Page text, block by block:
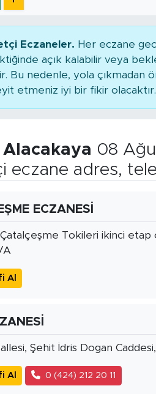
Eczaneler. Her eczane
açık kalabilir veya
Bu nedenle, yola çıkmadan
etmeniz iyi bir fikir olacaktır.
Alacakaya 08
eczane adres,
ECZANESİ
Tokileri ikinci etap
A
Al
Şehit İdris Dogan
Al 0 (424) 212 20 11